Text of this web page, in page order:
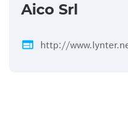
Aico Srl
web http://